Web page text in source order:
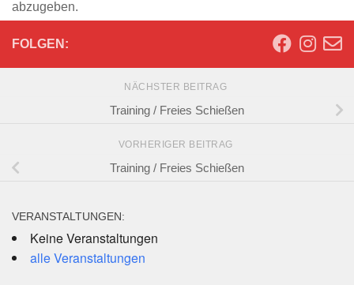
abzugeben.
FOLGEN:
NÄCHSTER BEITRAG
Training / Freies Schießen
VORHERIGER BEITRAG
Training / Freies Schießen
VERANSTALTUNGEN:
Keine Veranstaltungen
alle Veranstaltungen